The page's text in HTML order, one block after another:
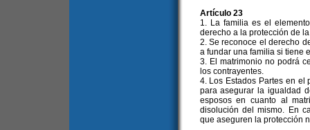
Artículo 23
1. La familia es el
derecho a la protección de
2. Se reconoce el derecho
a fundar una familia si tiene
3. El matrimonio no podrá
los contrayentes.
4. Los Estados Partes en el
para asegurar la igualdad
esposos en cuanto al
disolución del mismo. En
que aseguren la protección